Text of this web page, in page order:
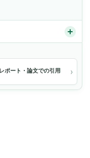
レポート・論文での引用 ›